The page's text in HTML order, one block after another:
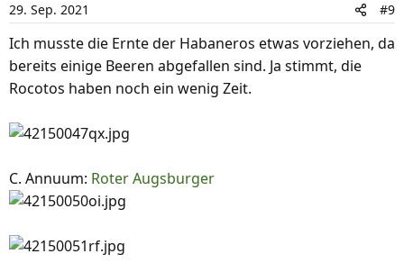
29. Sep. 2021 #9
Ich musste die Ernte der Habaneros etwas vorziehen, da
bereits einige Beeren abgefallen sind. Ja stimmt, die
Rocotos haben noch ein wenig Zeit.
C. Annuum: Roter Augsburger